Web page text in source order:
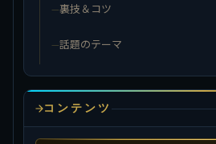
裏技＆コツ
話題のテーマ
コンテンツ